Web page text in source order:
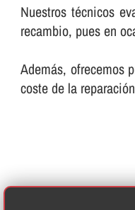
Nuestros técnicos
recambio, pues en
Además, ofrecemos
coste de la